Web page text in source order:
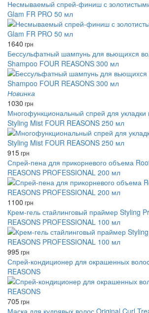
Несмываемый спрей-финиш с
Glam FR PRO 50 мл
1640 грн
Бессульфатный шампунь для вьющихся
Shampoo FOUR REASONS 300 мл
Новинка
1030 грн
Многофункциональный спрей для укладки
Styling Mist FOUR REASONS 250 мл
915грн
Спрей-пена для прикорневого объема
REASONS PROFESSIONAL 200 мл
1100 грн
Крем-гель стайлинговый праймер Styling
REASONS PROFESSIONAL 100 мл
995грн
Спрей-кондиционер для окрашенных
REASONS
705грн
Маска для кудрявых волос Original Curl